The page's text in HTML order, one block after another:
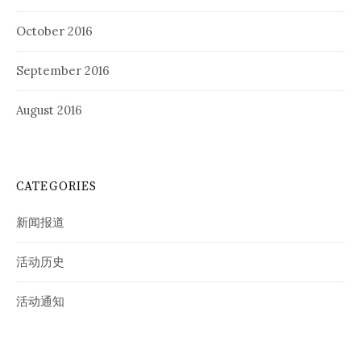
October 2016
September 2016
August 2016
CATEGORIES
新闻报道
活动历史
活动通知